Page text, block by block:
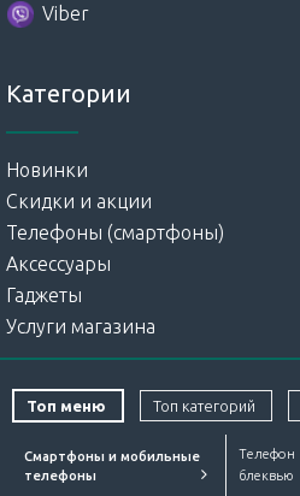
Viber
Категории
Новинки
Скидки и акции
Телефоны (смартфоны)
Аксессуары
Гаджеты
Услуги магазина
Топ меню Топ категорий
Смартфоны и мобильные
телефоны
Телефон
блеквью